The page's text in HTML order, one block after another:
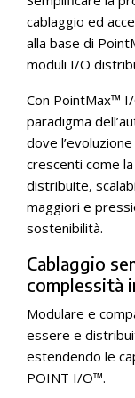
cablaggio ed
alla base di
moduli I/O
Con PointMax™
paradigma
dove
crescenti come
distribuite,
maggiori e
sostenibilità.
Cablaggio
complessità
Modulare e
essere e
estendendo le
POINT I/O™.